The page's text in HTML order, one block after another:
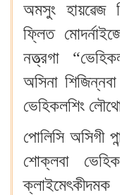
অমসুং হায়ৱেজ
ফ্লিত
নত্ত্রগা
অসিনা
ভেহিকলশিং
পোলিসি অসিগী
শোক্লবা